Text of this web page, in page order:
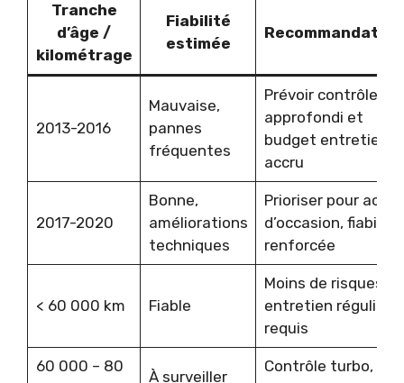
Tranche
d’âge /
kilométrage
Fiabilité
estimée
2013-2016
Mauvaise,
pannes
fréquentes
Prévoir contrôle
approfondi et
budget entretien
accru
2017-2020
Bonne,
améliorations
techniques
Prioriser pour achat
d’occasion, fiabilité
renforcée
< 60 000 km Fiable
Moins de risques,
entretien régulier
requis
60 000 – 80
À surveiller
Contrôle turbo,